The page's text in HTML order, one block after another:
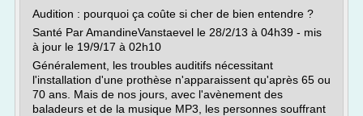
Audition : pourquoi ça coûte si cher de bien entendre ?
Santé Par AmandineVanstaevel le 28/2/13 à 04h39 - mis
à jour le 19/9/17 à 02h10
Généralement, les troubles auditifs nécessitant
l'installation d'une prothèse n'apparaissent qu'après 65 ou
70 ans. Mais de nos jours, avec l'avènement des
baladeurs et de la musique MP3, les personnes souffrant